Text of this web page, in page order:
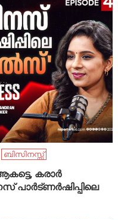
ബിസിനസ്സ്
കരാർ
പാർട്ണർഷിപ്പിലെ